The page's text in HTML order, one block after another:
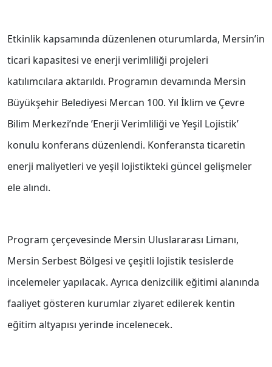
Etkinlik kapsamında düzenlenen oturumlarda, Mersin’in
ticari kapasitesi ve enerji verimliliği projeleri
katılımcılara aktarıldı. Programın devamında Mersin
Büyükşehir Belediyesi Mercan 100. Yıl İklim ve Çevre
Bilim Merkezi’nde ’Enerji Verimliliği ve Yeşil Lojistik’
konulu konferans düzenlendi. Konferansta ticaretin
enerji maliyetleri ve yeşil lojistikteki güncel gelişmeler
ele alındı.
Program çerçevesinde Mersin Uluslararası Limanı,
Mersin Serbest Bölgesi ve çeşitli lojistik tesislerde
incelemeler yapılacak. Ayrıca denizcilik eğitimi alanında
faaliyet gösteren kurumlar ziyaret edilerek kentin
eğitim altyapısı yerinde incelenecek.